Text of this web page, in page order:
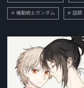
機動戦士ガンダム 話題